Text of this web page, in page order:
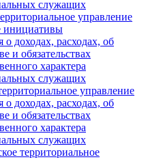
служащих
управление
инициативы
о доходах, расходах, об
и обязательствах
характера
служащих
управление
о доходах, расходах, об
и обязательствах
характера
служащих
территориальное